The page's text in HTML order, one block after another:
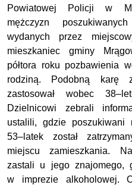
Powiatowej Policji w
mężczyzn
wydanych przez
mieszkaniec gminy
półtora roku pozbawienia
rodziną. Podobną karę
zastosował wobec
Dzielnicowi zebrali
ustalili, gdzie poszukiwani
53–latek został
miejscu zamieszkania.
zastali u jego znajomego,
w imprezie alkoholowej.